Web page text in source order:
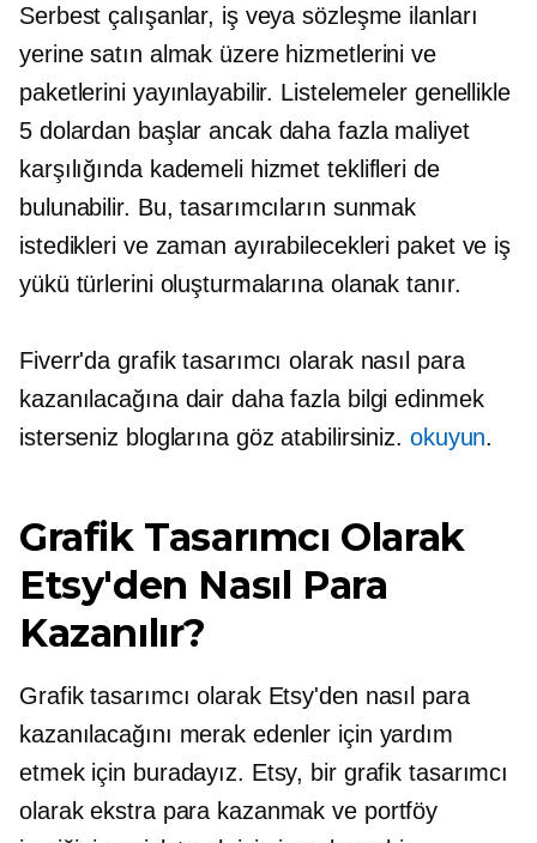
Serbest çalışanlar, iş veya sözleşme ilanları
yerine satın almak üzere hizmetlerini ve
paketlerini yayınlayabilir. Listelemeler genellikle
5 dolardan başlar ancak daha fazla maliyet
karşılığında kademeli hizmet teklifleri de
bulunabilir. Bu, tasarımcıların sunmak
istedikleri ve zaman ayırabilecekleri paket ve iş
yükü türlerini oluşturmalarına olanak tanır.
Fiverr'da grafik tasarımcı olarak nasıl para
kazanılacağına dair daha fazla bilgi edinmek
isterseniz bloglarına göz atabilirsiniz. okuyun.
Grafik Tasarımcı Olarak
Etsy'den Nasıl Para
Kazanılır?
Grafik tasarımcı olarak Etsy'den nasıl para
kazanılacağını merak edenler için yardım
etmek için buradayız. Etsy, bir grafik tasarımcı
olarak ekstra para kazanmak ve portföy